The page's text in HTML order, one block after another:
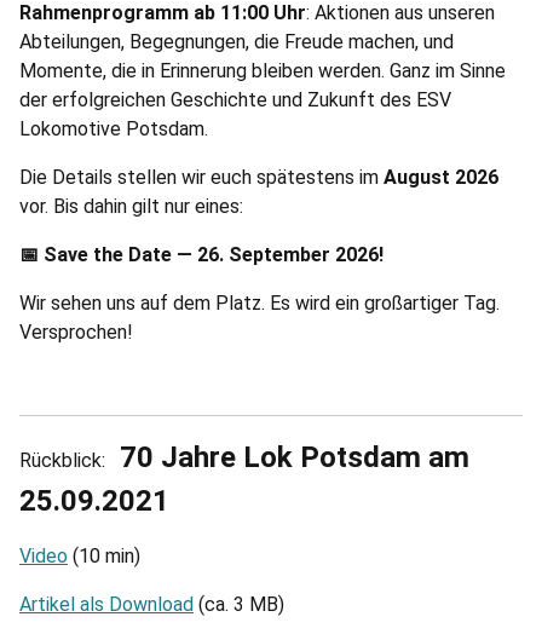
Rahmenprogramm ab 11:00 Uhr: Aktionen aus unseren
Abteilungen, Begegnungen, die Freude machen, und
Momente, die in Erinnerung bleiben werden. Ganz im Sinne
der erfolgreichen Geschichte und Zukunft des ESV
Lokomotive Potsdam.
Die Details stellen wir euch spätestens im August 2026
vor. Bis dahin gilt nur eines:
📅 Save the Date — 26. September 2026!
Wir sehen uns auf dem Platz. Es wird ein großartiger Tag.
Versprochen!
Rückblick: 70 Jahre Lok Potsdam am
25.09.2021
Video (10 min)
Artikel als Download (ca. 3 MB)